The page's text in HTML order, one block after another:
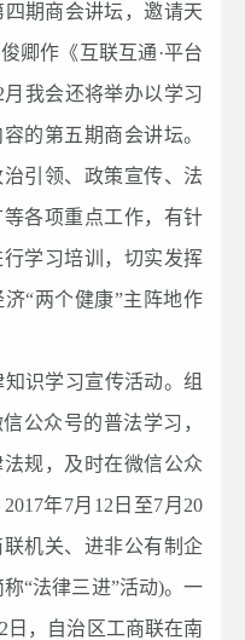
四期商会讲坛，邀请天
卿作《互联互通·平台
月我会还将举办以学习
的第五期商会讲坛。
引领、政策宣传、法
各项重点工作，有针
学习培训，切实发挥
“两个健康”主阵地作
识学习宣传活动。组
公众号的普法学习，
规，及时在微信公众
年7月12日至7月20
机关、进非公有制企
“法律三进”活动)。一
日，自治区工商联在南